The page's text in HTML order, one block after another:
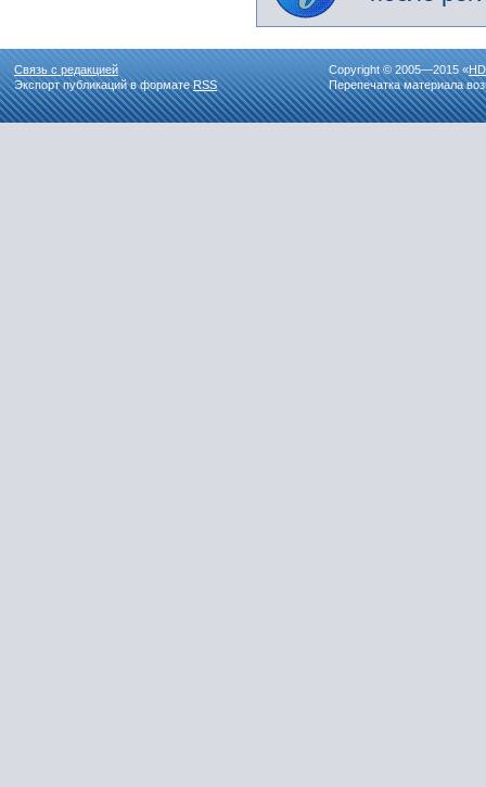
Связь с редакцией
Экспорт публикаций в форматеRSS
Copyright © 2005—2015 «
Перепечатка материала